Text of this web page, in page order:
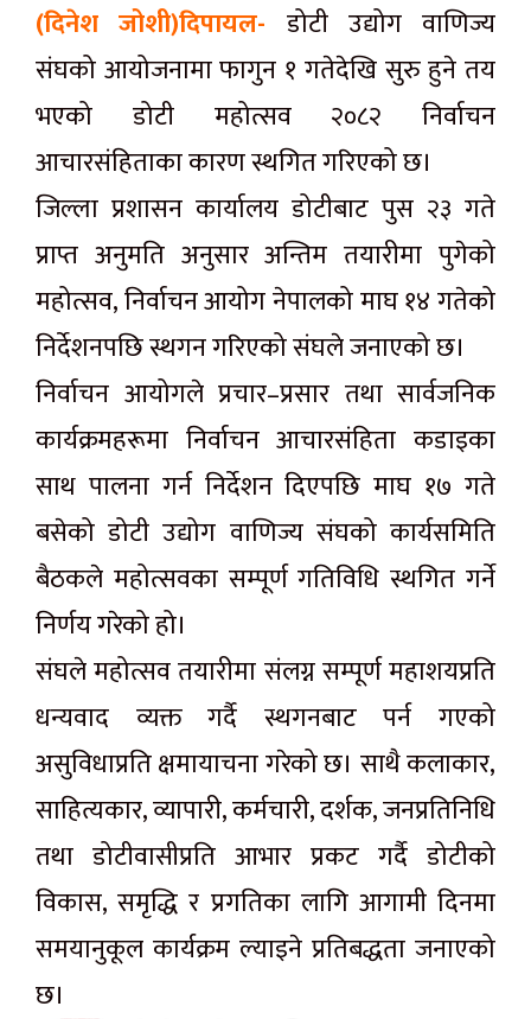
(दिनेश जोशी)दिपायल- डोटी उद्योग वाणिज्य
संघको आयोजनामा फागुन १ गतेदेखि सुरु हुने तय
भएको डोटी महोत्सव २०८२ निर्वाचन
आचारसंहिताका कारण स्थगित गरिएको छ।
जिल्ला प्रशासन कार्यालय डोटीबाट पुस २३ गते
प्राप्त अनुमति अनुसार अन्तिम तयारीमा पुगेको
महोत्सव, निर्वाचन आयोग नेपालको माघ १४ गतेको
निर्देशनपछि स्थगन गरिएको संघले जनाएको छ।
निर्वाचन आयोगले प्रचार–प्रसार तथा सार्वजनिक
कार्यक्रमहरूमा निर्वाचन आचारसंहिता कडाइका
साथ पालना गर्न निर्देशन दिएपछि माघ १७ गते
बसेको डोटी उद्योग वाणिज्य संघको कार्यसमिति
बैठकले महोत्सवका सम्पूर्ण गतिविधि स्थगित गर्ने
निर्णय गरेको हो।
संघले महोत्सव तयारीमा संलग्न सम्पूर्ण महाशयप्रति
धन्यवाद व्यक्त गर्दै स्थगनबाट पर्न गएको
असुविधाप्रति क्षमायाचना गरेको छ। साथै कलाकार,
साहित्यकार, व्यापारी, कर्मचारी, दर्शक, जनप्रतिनिधि
तथा डोटीवासीप्रति आभार प्रकट गर्दै डोटीको
विकास, समृद्धि र प्रगतिका लागि आगामी दिनमा
समयानुकूल कार्यक्रम ल्याइने प्रतिबद्धता जनाएको
छ।